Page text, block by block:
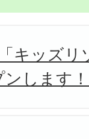
キッズリ
します！